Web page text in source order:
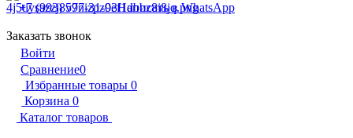
+7 (993) 597-31-03Написать в WhatsApp
Заказать звонок
Войти
Сравнение0
Избранные товары 0
Корзина 0
Каталог товаров